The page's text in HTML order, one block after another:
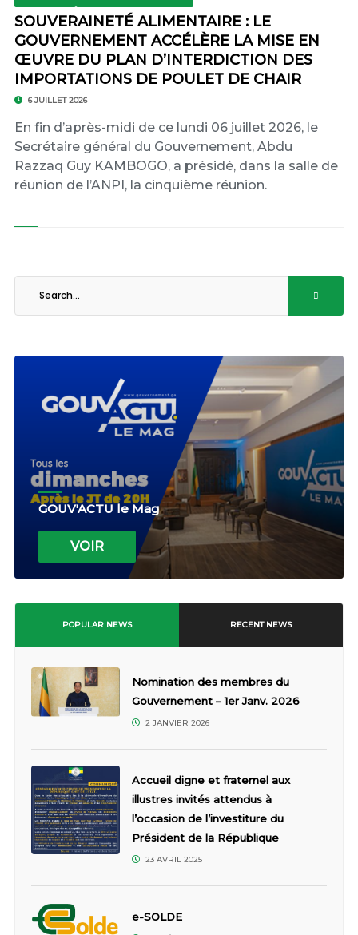
SOUVERAINETÉ ALIMENTAIRE : LE
GOUVERNEMENT ACCÉLÈRE LA MISE EN
ŒUVRE DU PLAN D’INTERDICTION DES
IMPORTATIONS DE POULET DE CHAIR
6 JUILLET 2026
‎En fin d’après-midi de ce lundi 06 juillet 2026, le
Secrétaire général du Gouvernement, Abdu
Razzaq Guy KAMBOGO, a présidé, dans la salle de
réunion de l’ANPI, la cinquième réunion.
GOUV'ACTU le Mag
VOIR
POPULAR NEWS RECENT NEWS
Nomination des membres du
Gouvernement – 1er Janv. 2026
2 JANVIER 2026
Accueil digne et fraternel aux
illustres invités attendus à
l’occasion de l’investiture du
Président de la République
23 AVRIL 2025
e-SOLDE